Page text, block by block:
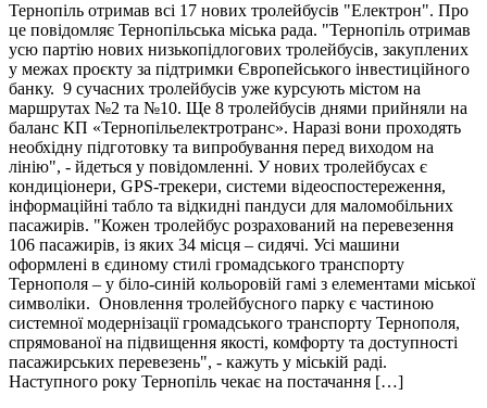
Тернопіль отримав всі 17 нових тролейбусів "Електрон". Про
це повідомляє Тернопільська міська рада. "Тернопіль отримав
усю партію нових низькопідлогових тролейбусів, закуплених
у межах проєкту за підтримки Європейського інвестиційного
банку. 9 сучасних тролейбусів уже курсують містом на
маршрутах №2 та №10. Ще 8 тролейбусів днями прийняли на
баланс КП «Тернопільелектротранс». Наразі вони проходять
необхідну підготовку та випробування перед виходом на
лінію", - йдеться у повідомленні. У нових тролейбусах є
кондиціонери, GPS-трекери, системи відеоспостереження,
інформаційні табло та відкидні пандуси для маломобільних
пасажирів. "Кожен тролейбус розрахований на перевезення
106 пасажирів, із яких 34 місця – сидячі. Усі машини
оформлені в єдиному стилі громадського транспорту
Тернополя – у біло-синій кольоровій гамі з елементами міської
символіки. Оновлення тролейбусного парку є частиною
системної модернізації громадського транспорту Тернополя,
спрямованої на підвищення якості, комфорту та доступності
пасажирських перевезень", - кажуть у міській раді.
Наступного року Тернопіль чекає на постачання […]